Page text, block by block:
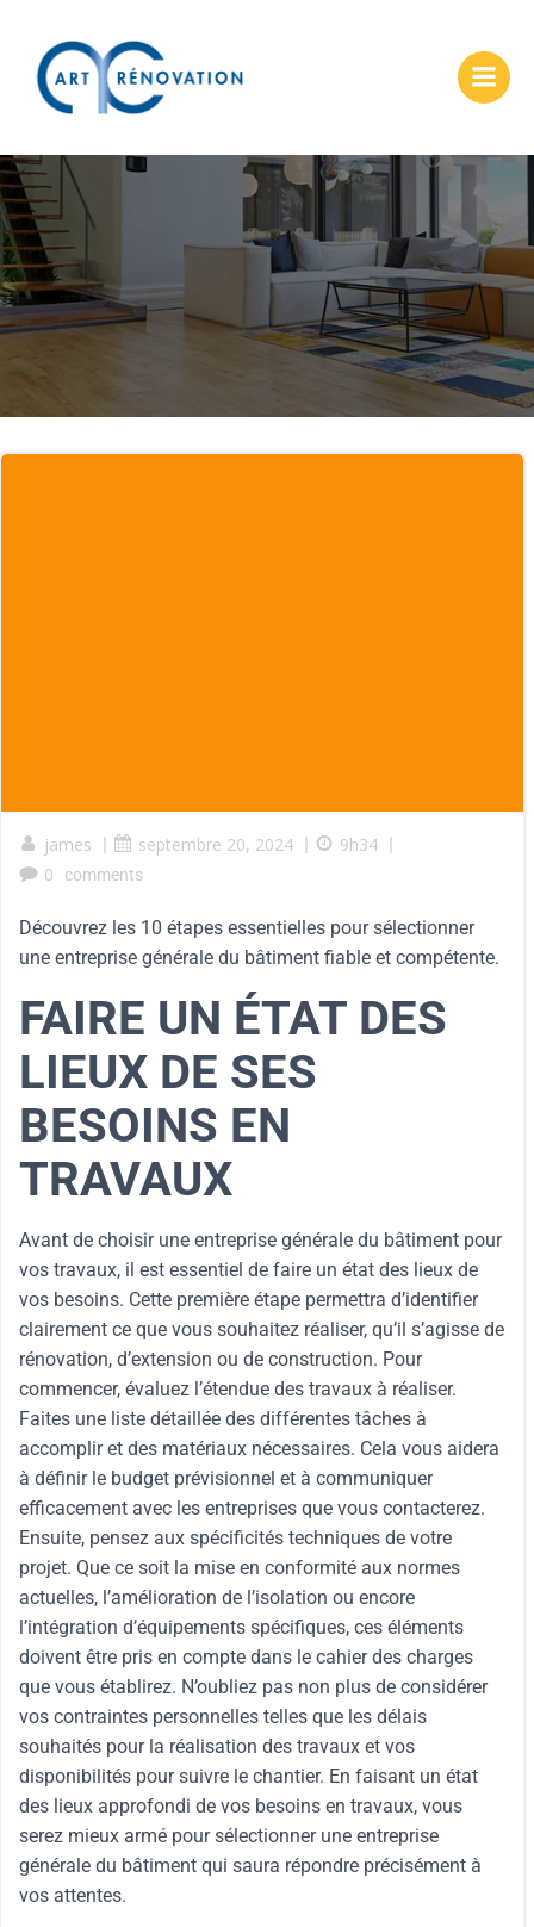
james | septembre 20, 2024 | 9h34 |
0
comments
Découvrez les 10 étapes essentielles pour sélectionner
une entreprise générale du bâtiment fiable et compétente.
FAIRE UN ÉTAT DES
LIEUX DE SES
BESOINS EN
TRAVAUX
Avant de choisir une entreprise générale du bâtiment pour
vos travaux, il est essentiel de faire un état des lieux de
vos besoins. Cette première étape permettra d’identifier
clairement ce que vous souhaitez réaliser, qu’il s’agisse de
rénovation, d’extension ou de construction. Pour
commencer, évaluez l’étendue des travaux à réaliser.
Faites une liste détaillée des différentes tâches à
accomplir et des matériaux nécessaires. Cela vous aidera
à définir le budget prévisionnel et à communiquer
efficacement avec les entreprises que vous contacterez.
Ensuite, pensez aux spécificités techniques de votre
projet. Que ce soit la mise en conformité aux normes
actuelles, l’amélioration de l’isolation ou encore
l’intégration d’équipements spécifiques, ces éléments
doivent être pris en compte dans le cahier des charges
que vous établirez. N’oubliez pas non plus de considérer
vos contraintes personnelles telles que les délais
souhaités pour la réalisation des travaux et vos
disponibilités pour suivre le chantier. En faisant un état
des lieux approfondi de vos besoins en travaux, vous
serez mieux armé pour sélectionner une entreprise
générale du bâtiment qui saura répondre précisément à
vos attentes.